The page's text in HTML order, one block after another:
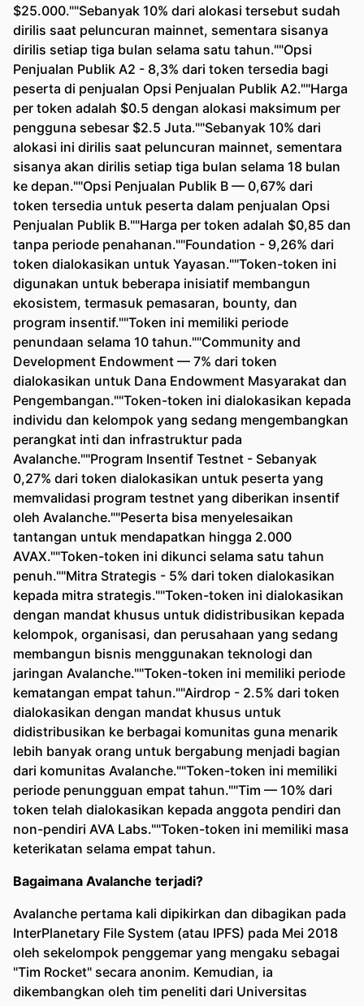
$25.000.""Sebanyak 10% dari alokasi tersebut sudah
dirilis saat peluncuran mainnet, sementara sisanya
dirilis setiap tiga bulan selama satu tahun.""Opsi
Penjualan Publik A2 - 8,3% dari token tersedia bagi
peserta di penjualan Opsi Penjualan Publik A2.""Harga
per token adalah $0.5 dengan alokasi maksimum per
pengguna sebesar $2.5 Juta.""Sebanyak 10% dari
alokasi ini dirilis saat peluncuran mainnet, sementara
sisanya akan dirilis setiap tiga bulan selama 18 bulan
ke depan.""Opsi Penjualan Publik B — 0,67% dari
token tersedia untuk peserta dalam penjualan Opsi
Penjualan Publik B.""Harga per token adalah $0,85 dan
tanpa periode penahanan.""Foundation - 9,26% dari
token dialokasikan untuk Yayasan.""Token-token ini
digunakan untuk beberapa inisiatif membangun
ekosistem, termasuk pemasaran, bounty, dan
program insentif.""Token ini memiliki periode
penundaan selama 10 tahun.""Community and
Development Endowment — 7% dari token
dialokasikan untuk Dana Endowment Masyarakat dan
Pengembangan.""Token-token ini dialokasikan kepada
individu dan kelompok yang sedang mengembangkan
perangkat inti dan infrastruktur pada
Avalanche.""Program Insentif Testnet - Sebanyak
0,27% dari token dialokasikan untuk peserta yang
memvalidasi program testnet yang diberikan insentif
oleh Avalanche.""Peserta bisa menyelesaikan
tantangan untuk mendapatkan hingga 2.000
AVAX.""Token-token ini dikunci selama satu tahun
penuh.""Mitra Strategis - 5% dari token dialokasikan
kepada mitra strategis.""Token-token ini dialokasikan
dengan mandat khusus untuk didistribusikan kepada
kelompok, organisasi, dan perusahaan yang sedang
membangun bisnis menggunakan teknologi dan
jaringan Avalanche.""Token-token ini memiliki periode
kematangan empat tahun.""Airdrop - 2.5% dari token
dialokasikan dengan mandat khusus untuk
didistribusikan ke berbagai komunitas guna menarik
lebih banyak orang untuk bergabung menjadi bagian
dari komunitas Avalanche.""Token-token ini memiliki
periode penungguan empat tahun.""Tim — 10% dari
token telah dialokasikan kepada anggota pendiri dan
non-pendiri AVA Labs.""Token-token ini memiliki masa
keterikatan selama empat tahun.
Bagaimana Avalanche terjadi?
Avalanche pertama kali dipikirkan dan dibagikan pada
InterPlanetary File System (atau IPFS) pada Mei 2018
oleh sekelompok penggemar yang mengaku sebagai
"Tim Rocket" secara anonim. Kemudian, ia
dikembangkan oleh tim peneliti dari Universitas